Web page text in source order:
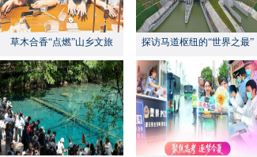
草木合香“点燃”山乡文旅 探访马道枢纽的“世界之最”